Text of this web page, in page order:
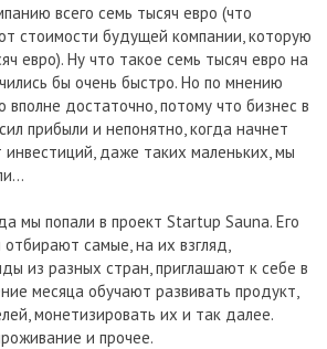
всего семь тысяч евро (что
стоимости будущей компании, которую
евро). Ну что такое семь тысяч евро на
бы очень быстро. Но по мнению
вполне достаточно, потому что бизнес в
прибыли и непонятно, когда начнет
инвестиций, даже таких маленьких, мы
мы попали в проект Startup Sauna. Его
самые, на их взгляд,
из разных стран, приглашают к себе в
месяца обучают развивать продукт,
монетизировать их и так далее.
и прочее.